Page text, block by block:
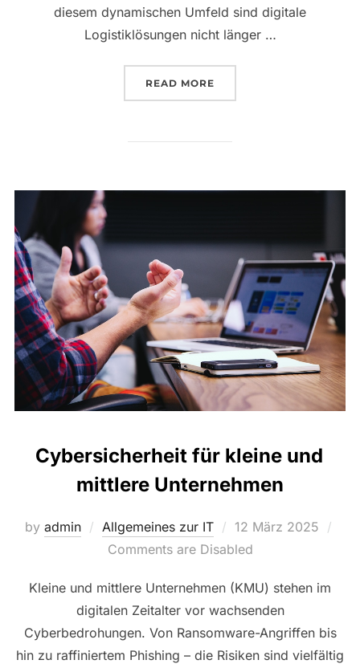
diesem dynamischen Umfeld sind digitale
Logistiklösungen nicht länger …
READ MORE
Cybersicherheit für kleine und
mittlere Unternehmen
by admin Allgemeines zur IT
Posted
on
12 März 2025
Comments are Disabled
Kleine und mittlere Unternehmen (KMU) stehen im
digitalen Zeitalter vor wachsenden
Cyberbedrohungen. Von Ransomware-Angriffen bis
hin zu raffiniertem Phishing – die Risiken sind vielfältig